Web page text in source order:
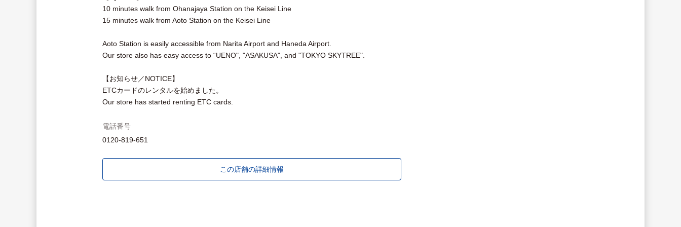
10 minutes walk from Ohanajaya Station on the Keisei Line
15 minutes walk from Aoto Station on the Keisei Line
Aoto Station is easily accessible from Narita Airport and Haneda Airport.
Our store also has easy access to “UENO", "ASAKUSA", and "TOKYO SKYTREE".
【お知らせ／NOTICE】
ETCカードのレンタルを始めました。
Our store has started renting ETC cards.
電話番号
0120-819-651
この店舗の詳細情報